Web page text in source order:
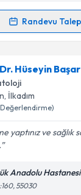
verilerimin
okudum ve kişisel
Takvim Talebini
Randevu
Talebi
Kelkitiçin
bu uzmandan
e-posta
okudum ve kişisel
Hüseyin Başar
, İlkadım
Değerlendirme)
yaptınız ve sağlık
Anadolu Hastanesi
55030